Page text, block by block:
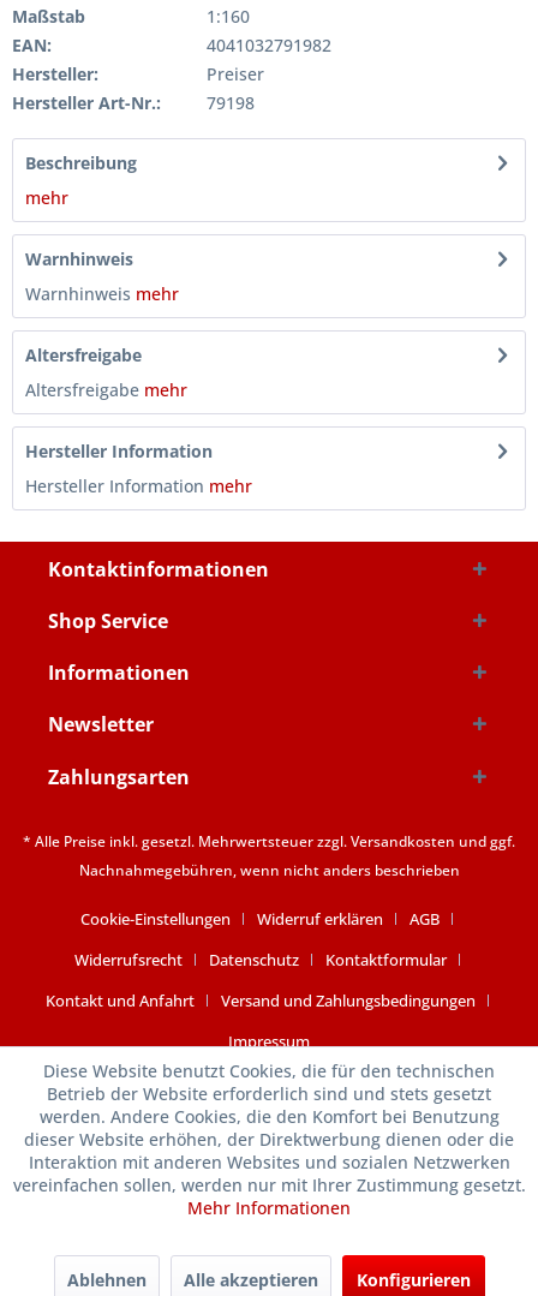
Maßstab
1:160
EAN:
4041032791982
Hersteller:
Preiser
Hersteller Art-Nr.:
79198
Beschreibung
mehr
Warnhinweis
Warnhinweis mehr
Altersfreigabe
Altersfreigabe mehr
Hersteller Information
Hersteller Information mehr
Kontaktinformationen
Shop Service
Informationen
Newsletter
Zahlungsarten
* Alle Preise inkl. gesetzl. Mehrwertsteuer zzgl.Versandkosten und ggf.
Nachnahmegebühren, wenn nicht anders beschrieben
Cookie-Einstellungen Widerruf erklären
AGB
Widerrufsrecht
Datenschutz
Kontaktformular
Kontakt und Anfahrt
Versand und Zahlungsbedingungen
Impressum
Diese Website benutzt Cookies, die für den technischen
Betrieb der Website erforderlich sind und stets gesetzt
werden. Andere Cookies, die den Komfort bei Benutzung
dieser Website erhöhen, der Direktwerbung dienen oder die
Interaktion mit anderen Websites und sozialen Netzwerken
vereinfachen sollen, werden nur mit Ihrer Zustimmung gesetzt.
Mehr Informationen
Ablehnen Alle akzeptieren Konfigurieren